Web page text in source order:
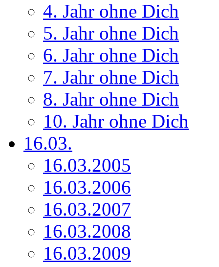
4. Jahr ohne Dich
5. Jahr ohne Dich
6. Jahr ohne Dich
7. Jahr ohne Dich
8. Jahr ohne Dich
10. Jahr ohne Dich
16.03.
16.03.2005
16.03.2006
16.03.2007
16.03.2008
16.03.2009